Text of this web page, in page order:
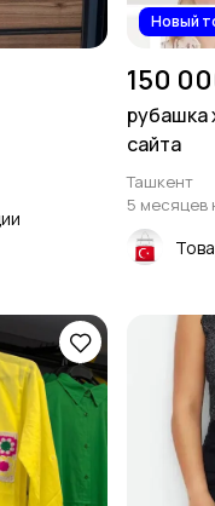
Новый
150
рубашка
сайта
Ташкент
5 месяцев